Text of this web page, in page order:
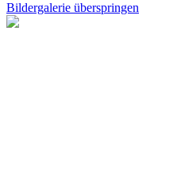
Bildergalerie überspringen